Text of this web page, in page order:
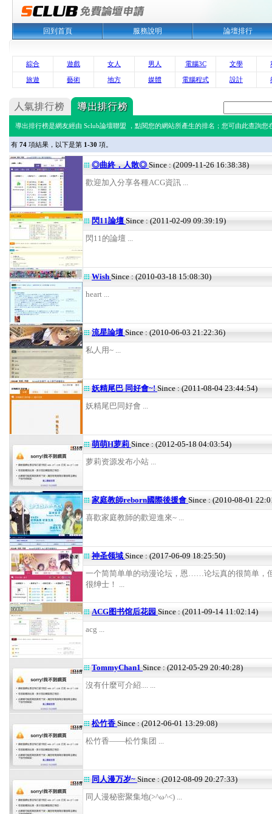
回到首頁 服務說明 論壇排行
綜合 遊戲 女人 男人 電腦3C 文學
旅遊 藝術 地方 媒體 電腦程式 設計
導出排行榜是網友經由 Sclub論壇聯盟 ，點閱您的網站所產生的排名；您可由此查詢您
有 74 項結果，以下是第 1-30 項。
◎曲終，人散◎ Since : (2009-11-26 16:38:38)
歡迎加入分享各種ACG資訊 ...
閃11論壇 Since : (2011-02-09 09:39:19)
閃11的論壇 ...
Wish Since : (2010-03-18 15:08:30)
heart ...
流星論壇 Since : (2010-06-03 21:22:36)
私人用~ ...
妖精尾巴 同好會~! Since : (2011-08-04 23:44:54)
妖精尾巴同好會 ...
萌萌H萝莉 Since : (2012-05-18 04:03:54)
萝莉资源发布小站 ...
家庭教師reborn國際後援會 Since : (2010-08-01
喜歡家庭教師的歡迎進來~ ...
神圣领域 Since : (2017-06-09 18:25:50)
一个简简单单的动漫论坛，恩……论坛真的很简单，
很绅士！ ...
ACG图书馆后花园 Since : (2011-09-14 11:02:14)
acg ...
TommyChan1 Since : (2012-05-29 20:40:28)
沒有什麼可介紹.... ...
松竹香Since : (2012-06-01 13:29:08)
松竹香——松竹集团 ...
同人漫万岁~ Since : (2012-08-09 20:27:33)
同人漫秘密聚集地(>^ω^<) ...